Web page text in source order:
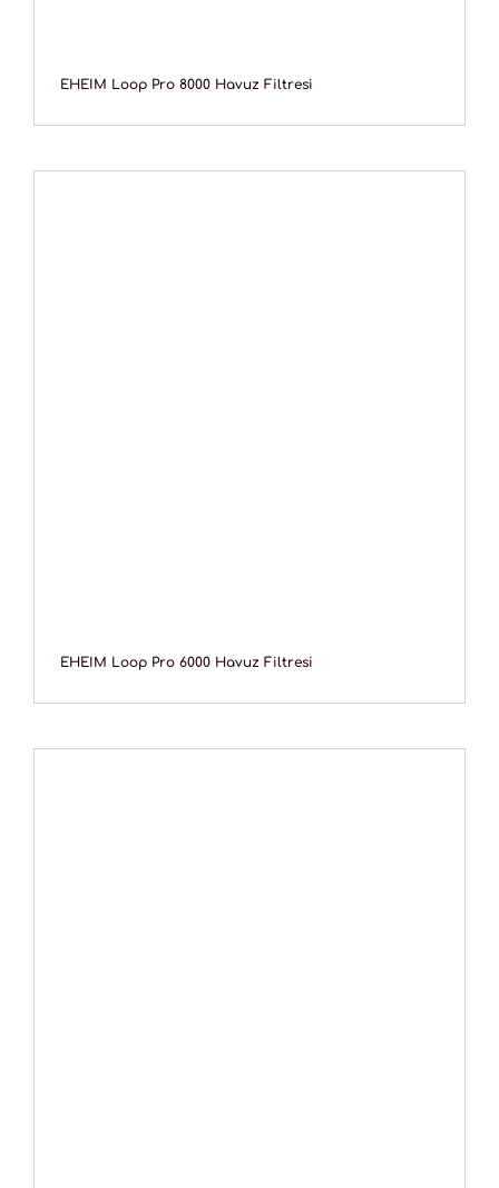
EHEIM Loop Pro 8000 Havuz Filtresi
EHEIM Loop Pro 6000 Havuz Filtresi